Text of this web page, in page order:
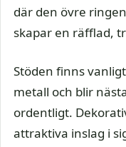
där den övre
skapar en räfflad,
Stöden finns
metall och blir
ordentligt.
attraktiva inslag i